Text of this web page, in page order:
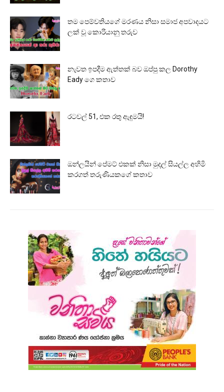
තම පෙම්වතියගේ මරණය නිසා සමාජ අපවාදයට
ලක් වූ කොරියානු තරුව
නැවත ඉපදීම ඇත්තක් බව ඔප්පු කල Dorothy
Eady ගෙ කතාව
රටවල් 51, එක රතු ඇඳුමයි!
ඔන්ලයින් පේමට් එකක් නිසා මුදල් සියල්ල අහිමි
කරගත් තරුණියකගේ කතාව